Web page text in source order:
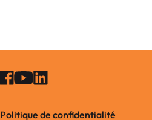
Politique de confidentialité